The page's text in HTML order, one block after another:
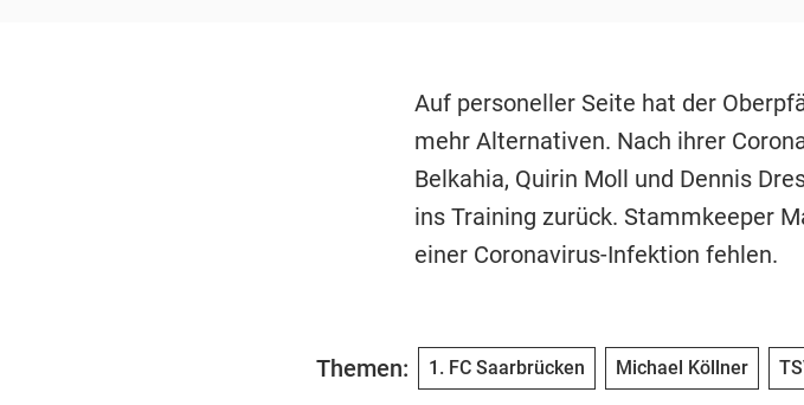
Auf personeller Seite hat der
mehr Alternativen. Nach ihrer
Belkahia, Quirin Moll und Dennis
ins Training zurück. Stammkeeper
einer Coronavirus-Infektion fehlen.
Themen: 1. FC Saarbrücken Michael Köllner